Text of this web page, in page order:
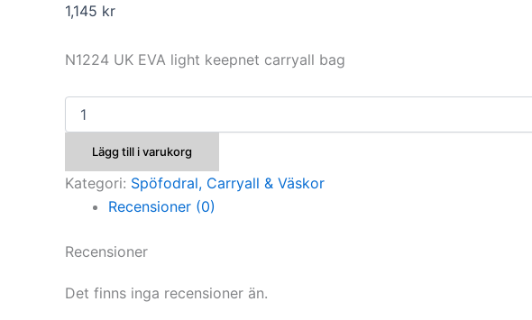
1,145 kr
N1224 UK EVA light keepnet carryall bag
Maver
Eva
Large
mängd
Lägg till i varukorg
Kategori: Spöfodral, Carryall & Väskor
Recensioner (0)
Recensioner
Det finns inga recensioner än.